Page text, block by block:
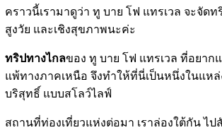
คราวนี้เรามาดูว่า ทู บาย โฟ แทรเวล จะจัด
สูงวัย และเชิงสุขภาพนะค่ะ
ทริปทางไกลของ ทู บาย โฟ แทรเวล ที่อยาก
แพ้ทางภาคเหนือ จึงทำให้ที่นี่เป็นหนึ่งในแ
บริสุทธิ์ แบบสโลว์ไลฟ์
สถานที่ท่องเที่ยวแห่งต่อมา เราล่องใต้กัน ไ